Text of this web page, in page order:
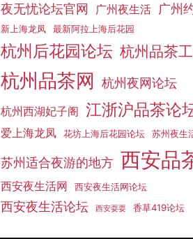
夜无忧论坛官网 广州夜生活 广州
新上海龙凤 最新阿拉上海后花园
杭州后花园论坛 杭州品茶
杭州品茶网 杭州夜网论坛
杭州西湖妃子阁 江浙沪品茶论
爱上海龙凤 花坊上海后花园论坛 苏州夜生
苏州适合夜游的地方 西安品
西安夜生活网 西安夜生活网论坛
西安夜生活论坛 西安耍耍 香草419论坛